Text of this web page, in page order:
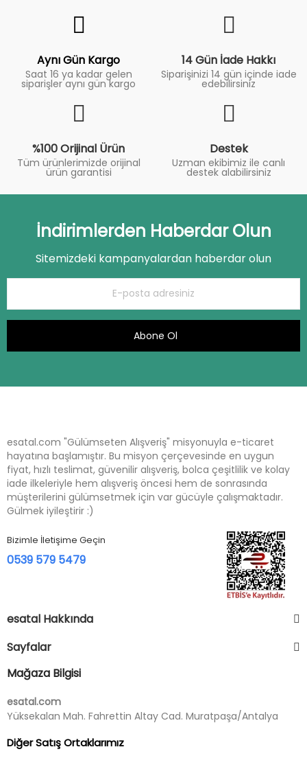
Aynı Gün Kargo
Saat 16 ya kadar gelen
siparişler aynı gün kargo
14 Gün İade Hakkı
Siparişinizi 14 gün içinde iade
edebilirsiniz
%100 Orijinal Ürün
Tüm ürünlerimizde orijinal
ürün garantisi
Destek
Uzman ekibimiz ile canlı
destek alabilirsiniz
İndirimlerden Haberdar Olun
Sitemizdeki kampanyalardan haberdar olun
Abone Ol
esatal.com "Gülümseten Alışveriş" misyonuyla e-ticaret
hayatına başlamıştır. Bu misyon çerçevesinde en uygun
fiyat, hızlı teslimat, güvenilir alışveriş, bolca çeşitlilik ve kolay
iade ilkeleriyle hem alışveriş öncesi hem de sonrasında
müşterilerini gülümsetmek için var gücüyle çalışmaktadır.
Gülmek iyileştirir :)
Bizimle İletişime Geçin
0539 579 5479
esatal Hakkında
Sayfalar
Mağaza Bilgisi
esatal.com
Yüksekalan Mah. Fahrettin Altay Cad. Muratpaşa/Antalya
Diğer Satış Ortaklarımız